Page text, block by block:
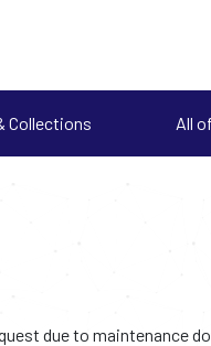
Collections All
due to maintenance